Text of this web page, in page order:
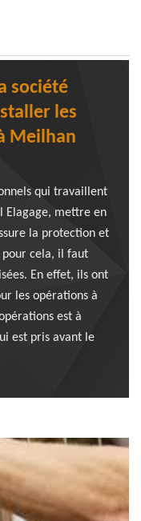
société
les
Meilhan
qui travaillent
Elagage, mettre en
la protection et
cela, il faut
En effet, ils ont
les opérations à
est à
est pris avant le